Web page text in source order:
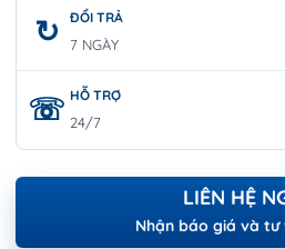
ĐỔI TRẢ
7 NGÀY
HỖ TRỢ
24/7
LIÊN HỆ
Nhận báo giá và tư